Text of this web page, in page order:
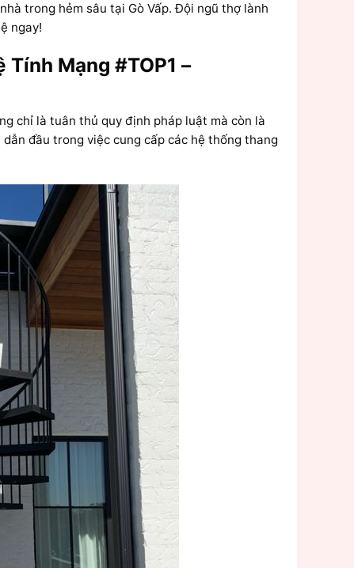
trong hẻm sâu tại Gò Vấp. Đội ngũ thợ lành
ngay!
Mạng #TOP1 –
chỉ là tuân thủ quy định pháp luật mà còn là
đầu trong việc cung cấp các hệ thống thang